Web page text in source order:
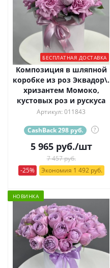
БЕСПЛАТНАЯ ДОСТАВКА
Композиция в шляпной
коробке из роз Эквадор\.
хризантем Момоко,
кустовых роз и рускуса
Артикул: 011843
CashBack 298 руб. ?
5 965руб./шт
7 457 руб.
-25%
Экономия 1 492 руб.
НОВИНКА